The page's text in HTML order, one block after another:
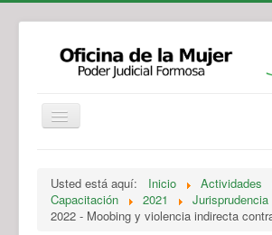
Legislación
Novedades
Recursos y Servicios de Atención
Usted está aquí: Inicio
Actividades
Capacitación
2021 Jurisprudencia
2022 - Moobing y violencia indirecta